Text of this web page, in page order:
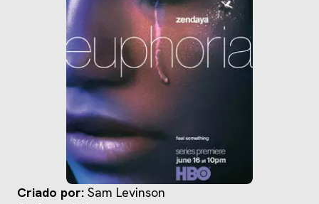
Criado por: Sam Levinson